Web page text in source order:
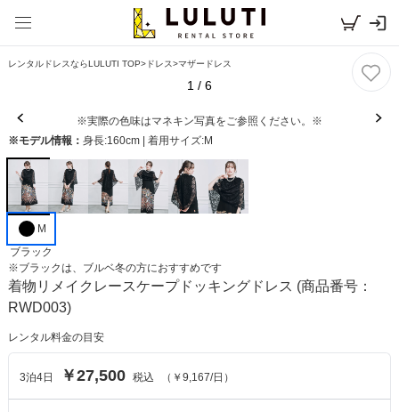
レンタルドレスならLULUTI TOP>ドレス>マザードレス
1 / 6
※実際の色味はマネキン写真をご参照ください。※
※モデル情報： 身長:160cm | 着用サイズ:M
M
ブラック
※ブラックは、 ブルベ冬の方におすすめです
着物リメイクレースケープドッキングドレス (商品番号：
RWD003)
レンタル料金の目安
3泊4日 ￥27,500 税込 （ ￥9,167/日）